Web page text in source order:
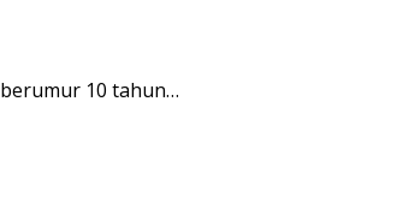
10 tahun…